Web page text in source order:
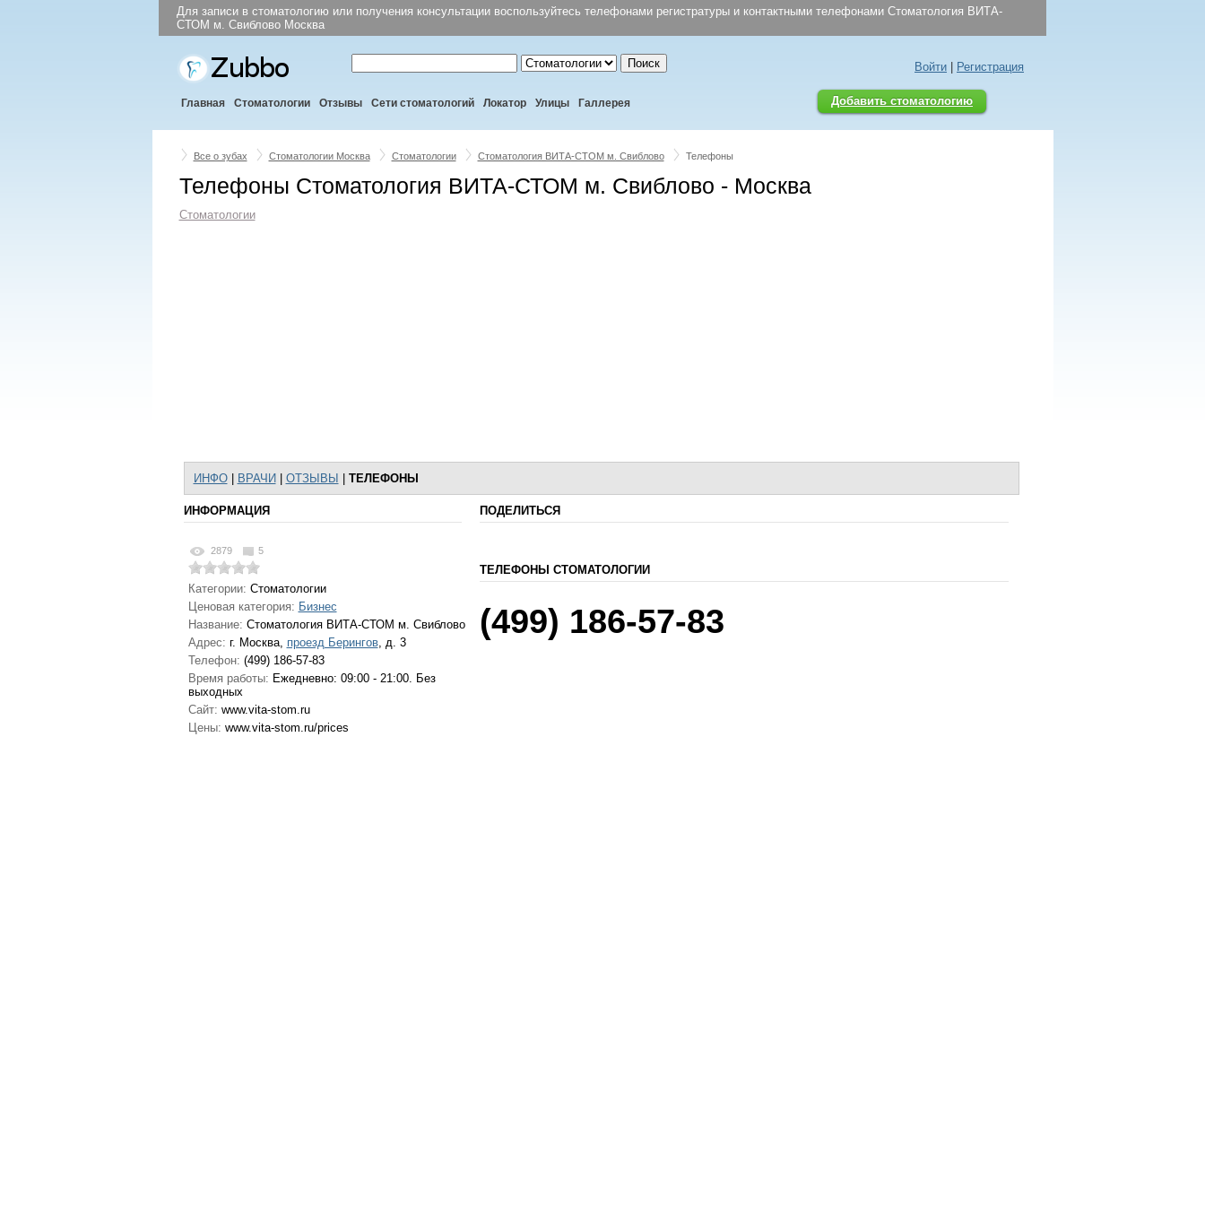
Для записи в стоматологию или получения консультации воспользуйтесь телефонами регистратуры и контактными телефонами Стоматология ВИТА-
СТОМ м. Свиблово Москва
Поиск Войти Регистрация
Главная Стоматологии Отзывы Сети стоматологий Локатор Улицы Галлерея Добавить стоматологию
Все о зубах Стоматологии Москва Стоматологии Стоматология ВИТА-СТОМ м. Свиблово Телефоны
Телефоны Стоматология ВИТА-СТОМ м. Свиблово - Москва
Стоматологии
ИНФО| ВРАЧИ ОТЗЫВЫ ТЕЛЕФОНЫ
ИНФОРМАЦИЯ
2879 5
Категории: Стоматологии
Ценовая категория: Бизнес
Название: Стоматология ВИТА-СТОМ м. Свиблово
Адрес: г. Москва, проезд Берингов, д. 3
Телефон: (499) 186-57-83
Время работы: Ежедневно: 09:00 - 21:00. Без
выходных
Сайт: www.vita-stom.ru
Цены: www.vita-stom.ru/prices
ПОДЕЛИТЬСЯ
ТЕЛЕФОНЫ СТОМАТОЛОГИИ
(499) 186-57-83